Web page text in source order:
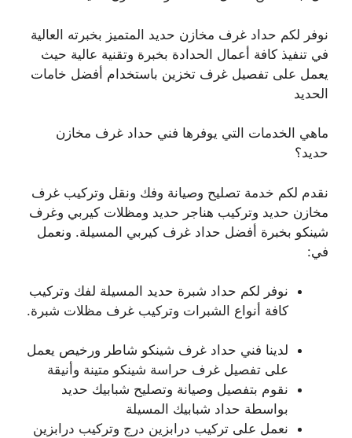
نوفر لكم حداد غرف مخازن حديد المتميز بخبرته العالية
في تنفيذ كافة أعمال الحدادة بخبرة وتقنية عالية حيث
يعمل على تفصيل غرف تخزين باستخدام أفضل خامات
الحديد
ماهي الخدمات التي يوفرها فني حداد غرف مخازن
حديد؟
نقدم لكم خدمة تصليح وصيانة وفك ونقل وتركيب غرف
مخازن حديد وتركيب هناجر حديد ومظلات كيربي وغرف
شينكو بخبرة أفضل حداد غرف كيربي المسيلة. ونعمل
في:
نوفر لكم حداد شبرة حديد المسيلة لفك وتركيب
كافة أنواع الشبرات وتركيب غرف مظلات شبرة.
لدينا فني حداد غرف شينكو شاطر ورخيص يعمل
على تفصيل غرف حراسة شينكو متينة وأنيقة
نقوم بتفصيل وصيانة وتصليح شبابيك حديد
بواسطة حداد شبابيك المسيلة
نعمل على تركيب درابزين درج وتركيب درابزين